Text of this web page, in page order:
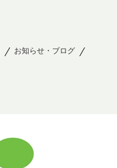
お知らせ・ブログ